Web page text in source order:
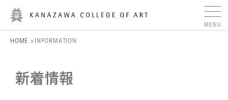
HOME INFORMATION
新着情報